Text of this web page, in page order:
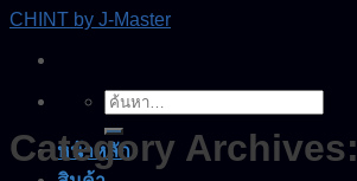
Skip
content
CHINT by J-Master
ค้นหา:
หน้าหลัก
Category Archives: